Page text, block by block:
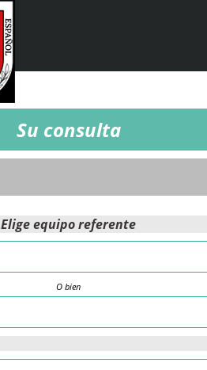
Su consulta
Elige equipo referente
O bien